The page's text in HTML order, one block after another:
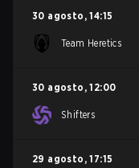
30 agosto , 14:15
Team Heretics
30 agosto , 12:00
Shifters
29 agosto , 17:15